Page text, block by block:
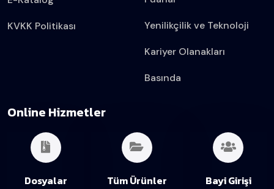
KVKK Politikası Yenilikçilik ve Teknoloji
Kariyer Olanakları
Basında
Online Hizmetler
Dosyalar Tüm Ürünler Bayi Girişi